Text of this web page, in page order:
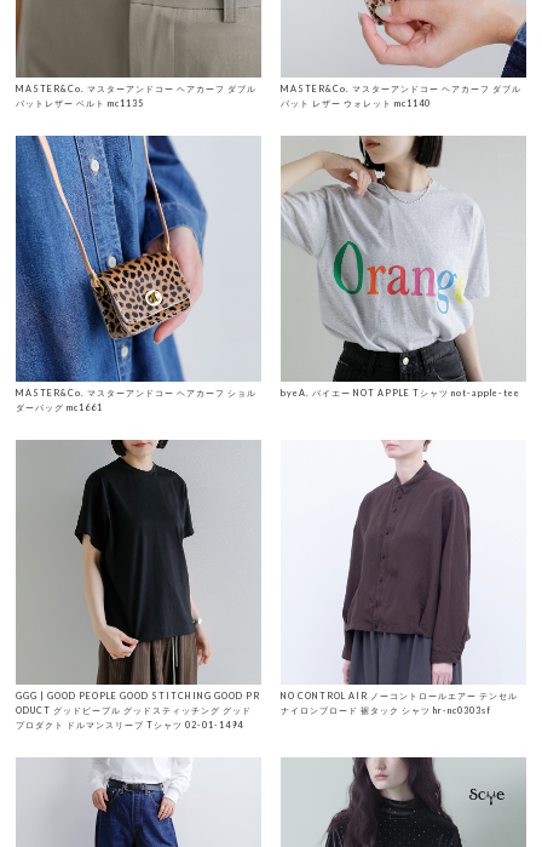
MASTER&Co. マスターアンドコー ヘアカーフ ダブル
バットレザー ベルト mc1135
MASTER&Co. マスターアンドコー ヘアカーフ ダブル
バット レザー ウォレット mc1140
MASTER&Co. マスターアンドコー ヘアカーフ ショル
ダーバッグ mc1661
byeA. バイエー NOT APPLE Tシャツ not-apple-tee
GGG | GOOD PEOPLE GOOD STITCHING GOOD PR
ODUCT グッドピープル グッドスティッチング グッド
プロダクト ドルマンスリーブ Tシャツ 02-01-1494
NO CONTROL AIR ノーコントロールエアー テンセル
ナイロンブロード 裾タック シャツ hr-nc0303sf